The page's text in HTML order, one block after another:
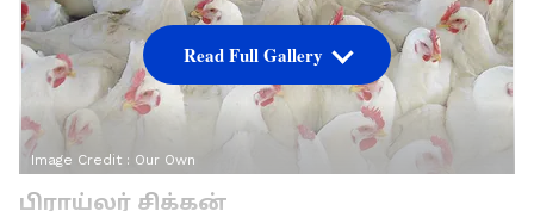
Image Credit : Our Own
பிராய்லர் சிக்கன்
Read Full Gallery